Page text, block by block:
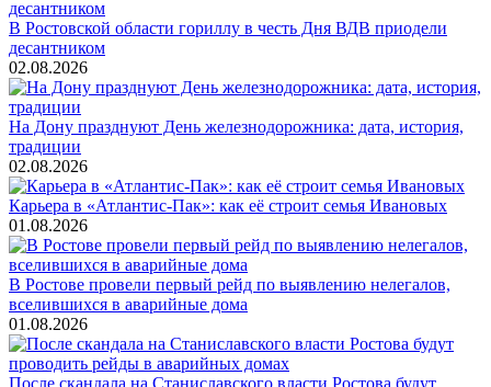
В Ростовской области гориллу в честь Дня ВДВ приодели
десантником
02.08.2026
На Дону празднуют День железнодорожника: дата, история,
традиции
02.08.2026
Карьера в «Атлантис-Пак»: как её строит семья Ивановых
01.08.2026
В Ростове провели первый рейд по выявлению нелегалов,
вселившихся в аварийные дома
01.08.2026
После скандала на Станиславского власти Ростова будут